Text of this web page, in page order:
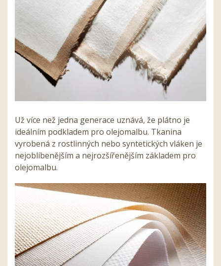
Už více než jedna generace uznává, že plátno je
ideálním podkladem pro olejomalbu. Tkanina
vyrobená z rostlinných nebo syntetických vláken je
nejoblíbenějším a nejrozšířenějším základem pro
olejomalbu.